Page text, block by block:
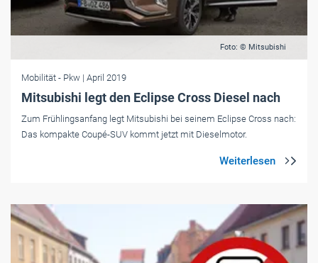
Foto: © Mitsubishi
Mobilität - Pkw | April 2019
Mitsubishi legt den Eclipse Cross Diesel nach
Zum Frühlingsanfang legt Mitsubishi bei seinem Eclipse Cross nach:
Das kompakte Coupé-SUV kommt jetzt mit Dieselmotor.